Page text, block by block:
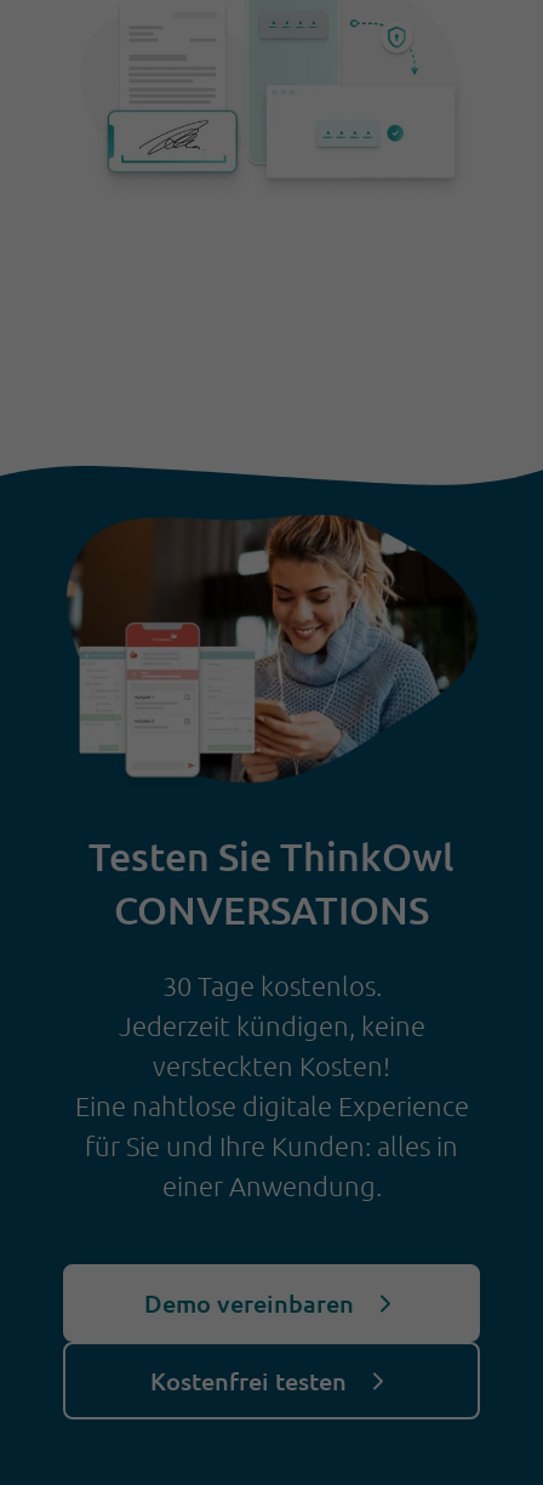
Testen Sie ThinkOwl
CONVERSATIONS
30 Tage kostenlos.
Jederzeit kündigen, keine
versteckten Kosten!
Eine nahtlose digitale Experience
für Sie und Ihre Kunden: alles in
einer Anwendung.
Demo vereinbaren
Kostenfrei testen